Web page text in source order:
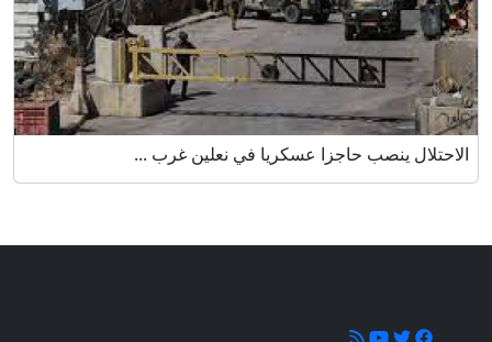
الاحتلال ينصب حاجزا عسكريا في نعلين غرب ...